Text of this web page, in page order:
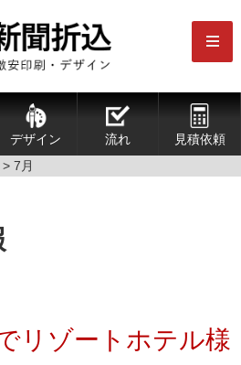
デザイン 流れ
見積依頼
7月
リゾートホテル様